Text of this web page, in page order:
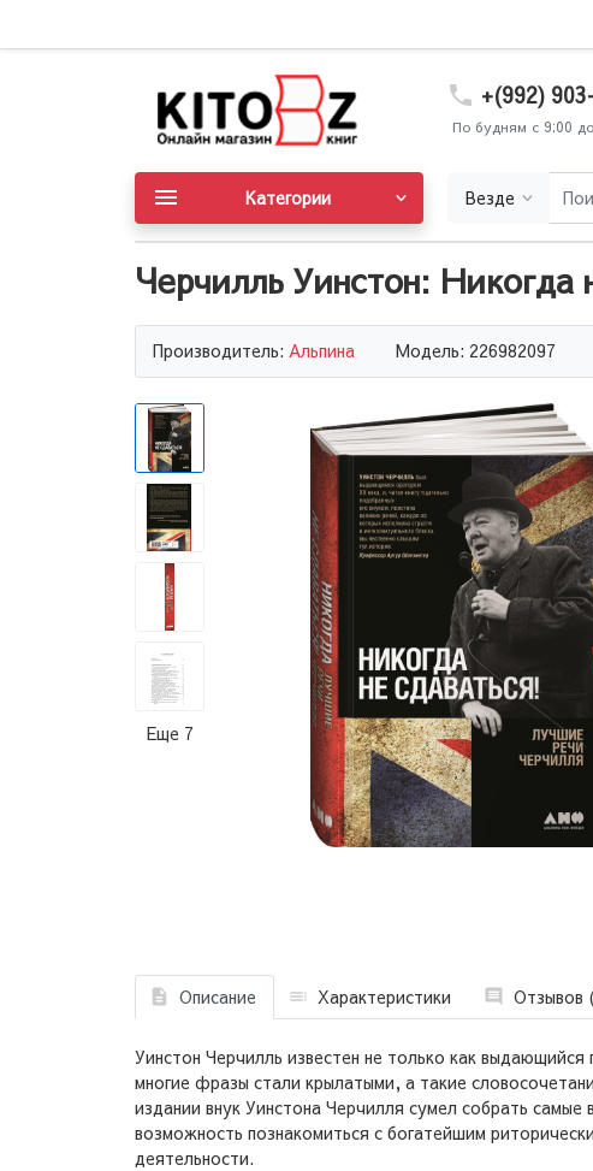
+(992)
По будням с 9:00
Везде
Категории
Черчилль Уинстон:
Производитель: Альпина Модель: 226982097
Еще 7
Описание Характеристики Отзывов
Уинстон Черчилль известен не только как
многие фразы стали крылатыми, а такие
издании внук Уинстона Черчилля сумел собрать
возможность познакомиться с богатейшим
деятельности.